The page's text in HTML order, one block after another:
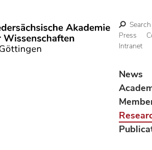
Search
Press
Intranet
News